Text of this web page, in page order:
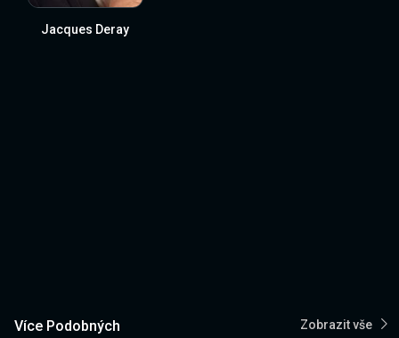
Jacques Deray
Více Podobných Zobrazit vše